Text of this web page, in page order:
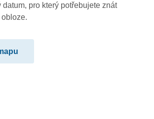
pro který potřebujete znát